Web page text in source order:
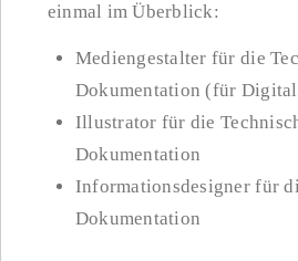
einmal im Überblick:
Mediengestalter für die
Dokumentation (für
Illustrator für die
Dokumentation
Informationsdesigner für
Dokumentation